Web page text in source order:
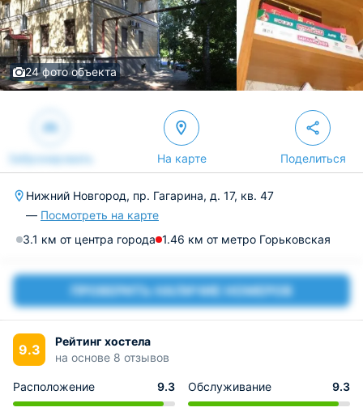
24 фото объекта
Забронировать На карте Поделиться
Нижний Новгород, пр. Гагарина, д. 17, кв. 47
— Посмотреть на карте
3.1 км от центра города 1.46 км от метро Горьковская
ПРОВЕРИТЬ НАЛИЧИЕ НОМЕРОВ
9.3
Рейтинг хостела
на основе 8 отзывов
Расположение 9.3 Обслуживание 9.3